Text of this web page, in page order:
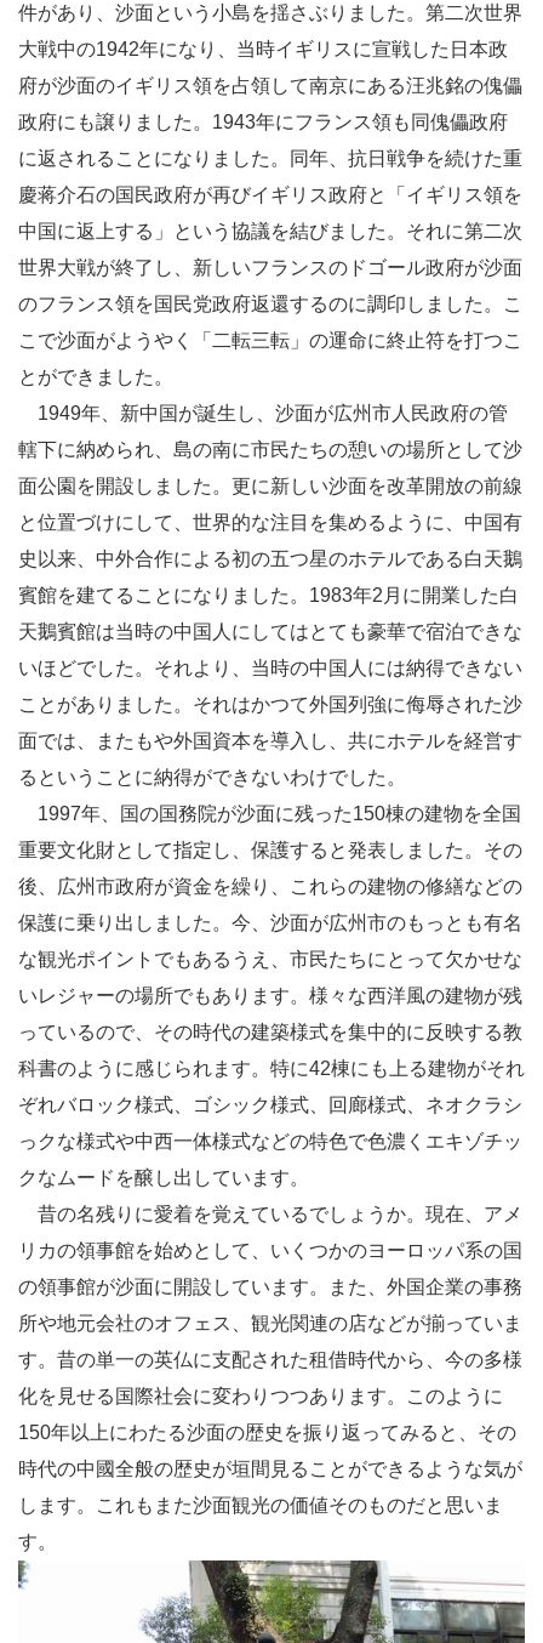
件があり、沙面という小島を揺さぶりました。第二次世界
大戦中の1942年になり、当時イギリスに宣戦した日本政
府が沙面のイギリス領を占領して南京にある汪兆銘の傀儡
政府にも譲りました。1943年にフランス領も同傀儡政府
に返されることになりました。同年、抗日戦争を続けた重
慶蒋介石の国民政府が再びイギリス政府と「イギリス領を
中国に返上する」という協議を結びました。それに第二次
世界大戦が終了し、新しいフランスのドゴール政府が沙面
のフランス領を国民党政府返還するのに調印しました。こ
こで沙面がようやく「二転三転」の運命に終止符を打つこ
とができました。
1949年、新中国が誕生し、沙面が広州市人民政府の管
轄下に納められ、島の南に市民たちの憩いの場所として沙
面公園を開設しました。更に新しい沙面を改革開放の前線
と位置づけにして、世界的な注目を集めるように、中国有
史以来、中外合作による初の五つ星のホテルである白天鵝
賓館を建てることになりました。1983年2月に開業した白
天鵝賓館は当時の中国人にしてはとても豪華で宿泊できな
いほどでした。それより、当時の中国人には納得できない
ことがありました。それはかつて外国列強に侮辱された沙
面では、またもや外国資本を導入し、共にホテルを経営す
るということに納得ができないわけでした。
1997年、国の国務院が沙面に残った150棟の建物を全国
重要文化財として指定し、保護すると発表しました。その
後、広州市政府が資金を繰り、これらの建物の修繕などの
保護に乗り出しました。今、沙面が広州市のもっとも有名
な観光ポイントでもあるうえ、市民たちにとって欠かせな
いレジャーの場所でもあります。様々な西洋風の建物が残
っているので、その時代の建築様式を集中的に反映する教
科書のように感じられます。特に42棟にも上る建物がそれ
ぞれバロック様式、ゴシック様式、回廊様式、ネオクラシ
っクな様式や中西一体様式などの特色で色濃くエキゾチッ
クなムードを醸し出しています。
昔の名残りに愛着を覚えているでしょうか。現在、アメ
リカの領事館を始めとして、いくつかのヨーロッパ系の国
の領事館が沙面に開設しています。また、外国企業の事務
所や地元会社のオフェス、観光関連の店などが揃っていま
す。昔の単一の英仏に支配された租借時代から、今の多様
化を見せる国際社会に変わりつつあります。このように
150年以上にわたる沙面の歴史を振り返ってみると、その
時代の中國全般の歴史が垣間見ることができるような気が
します。これもまた沙面観光の価値そのものだと思いま
す。